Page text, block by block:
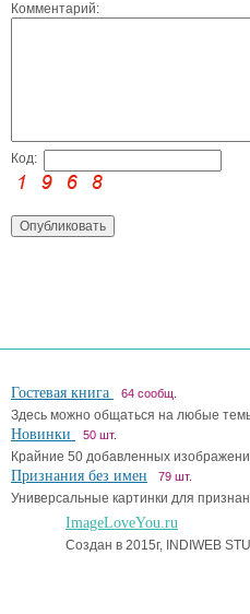
Комментарий:
Код:
Гостевая книга 64 сообщ.
Здесь можно общаться на любые
Новинки 50 шт.
Крайние 50 добавленных
Признания без имен 79 шт.
Универсальные картинки для
ImageLoveYou.ru
Создан в 2015г, INDIWEB